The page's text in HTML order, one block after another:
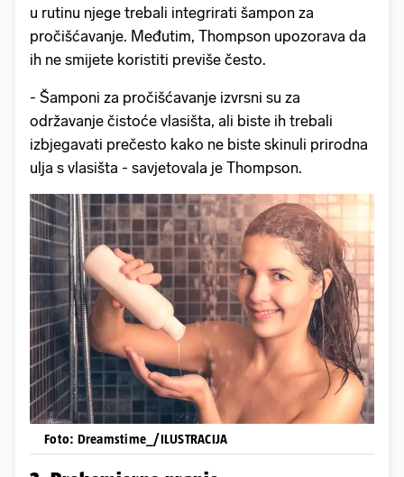
u rutinu njege trebali integrirati šampon za
pročišćavanje. Međutim, Thompson upozorava da
ih ne smijete koristiti previše često.
- Šamponi za pročišćavanje izvrsni su za
održavanje čistoće vlasišta, ali biste ih trebali
izbjegavati prečesto kako ne biste skinuli prirodna
ulja s vlasišta - savjetovala je Thompson.
Foto: Dreamstime_/ILUSTRACIJA